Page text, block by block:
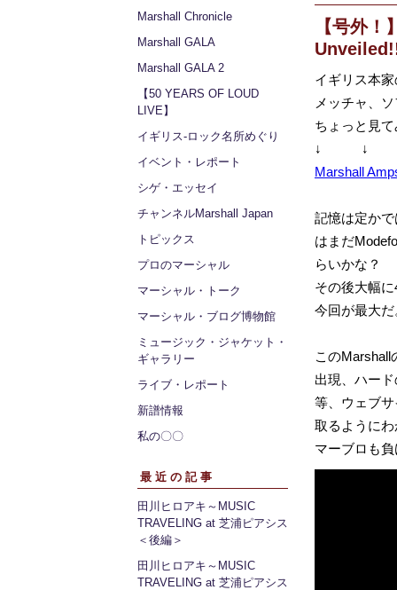
Marshall Chronicle
Marshall GALA
Marshall GALA 2
【50 YEARS OF LOUD
LIVE】
イギリス‐ロック名所めぐり
イベント・レポート
シゲ・エッセイ
チャンネルMarshall Japan
トピックス
プロのマーシャル
マーシャル・トーク
マーシャル・ブログ博物館
ミュージック・ジャケット・
ギャラリー
ライブ・レポート
新譜情報
私の〇〇
最近の記事
田川ヒロアキ～MUSIC
TRAVELING at 芝浦ピアシス
＜後編＞
田川ヒロアキ～MUSIC
TRAVELING at 芝浦ピアシス
【号外
イギリス本
メッチャ、
ちょっと見
↓ ↓
Marshall
記憶は定か
はまだ
らいかな？
その後大幅
今回が最大だ
このMarshall
出現、ハー
等、ウェブ
取るように
マーブロも